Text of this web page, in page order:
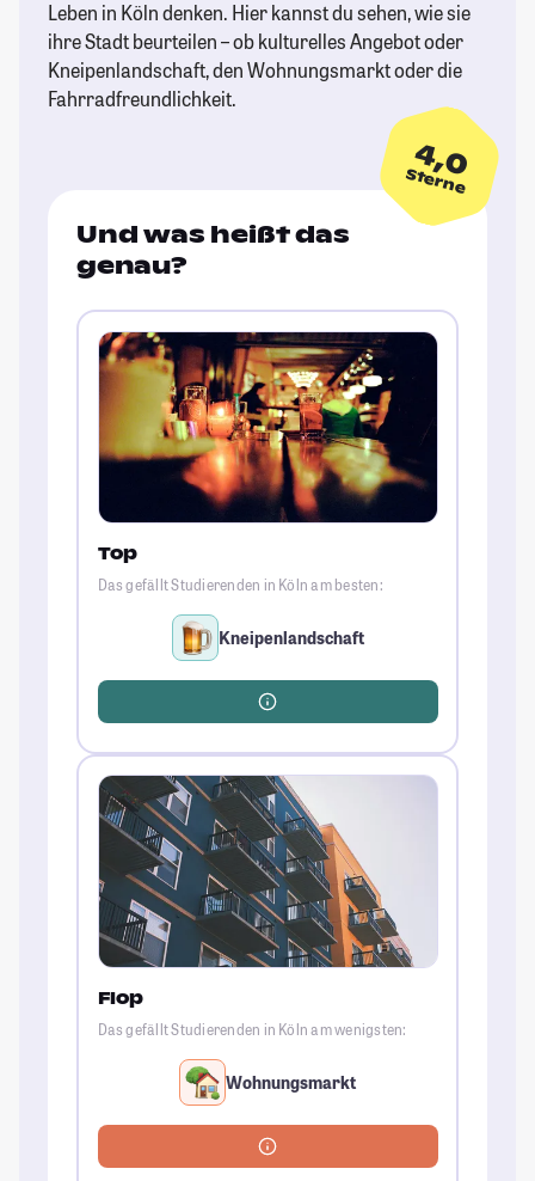
Leben in Köln denken. Hier kannst du sehen, wie sie
ihre Stadt beurteilen – ob kulturelles Angebot oder
Kneipenlandschaft, den Wohnungsmarkt oder die
Fahrradfreundlichkeit.
4,0
Sterne
Und was heißt das
genau?
Top
Das gefällt Studierenden in Köln am besten:
Kneipenlandschaft
Flop
Das gefällt Studierenden in Köln am wenigsten:
Wohnungsmarkt